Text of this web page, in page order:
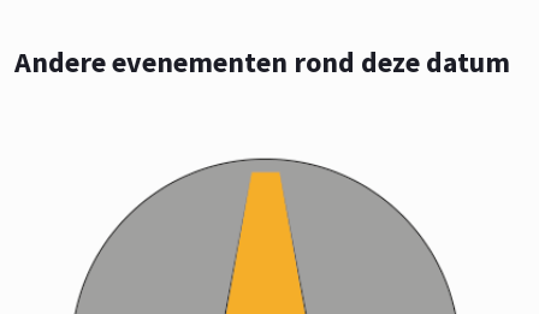
Andere evenementen rond deze datum